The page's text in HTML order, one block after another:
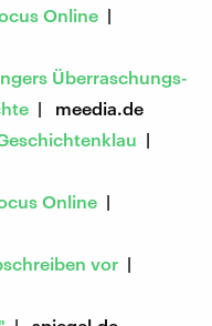
Online |
Überraschungs-
| meedia.de
|
Online |
vor |